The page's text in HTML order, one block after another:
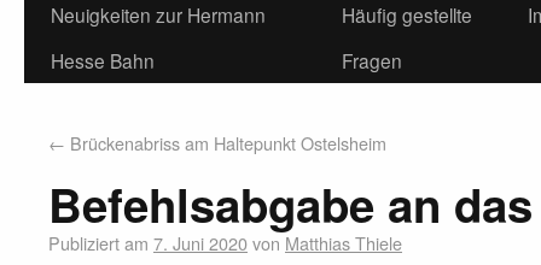
Neuigkeiten zur Hermann
Hesse Bahn
Häufig gestellte
Fragen
← Brückenabriss am Haltepunkt Ostelsheim
Befehlsabgabe an
Publiziert am 7. Juni 2020von Matthias Thiele